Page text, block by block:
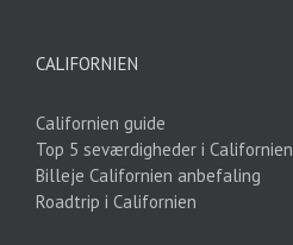
CALIFORNIEN
Californien guide
Top 5 seværdigheder i Californien
Billeje Californien anbefaling
Roadtrip i Californien